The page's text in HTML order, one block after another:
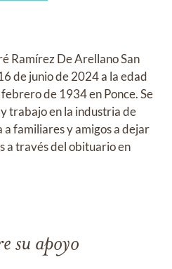
Ramírez De Arellano San
de junio de 2024 a la edad
de 1934 en Ponce. Se
trabajo en la industria de
a familiares y amigos a dejar
a través del obituario en
su apoyo